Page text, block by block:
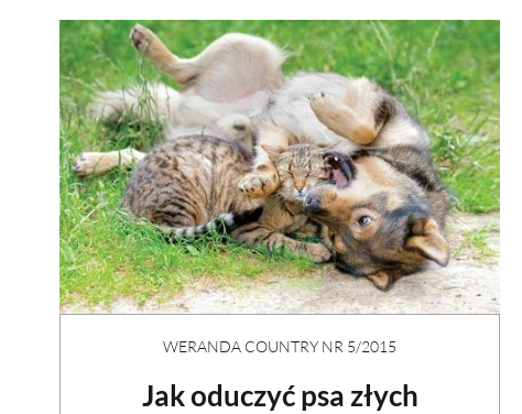
WERANDA COUNTRY NR 5/2015
Jak oduczyć psa złych